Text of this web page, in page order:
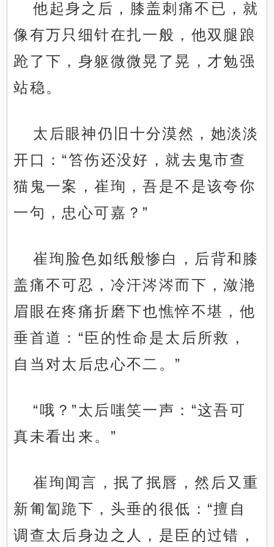
他起身之后，膝盖刺痛不已，就
像有万只细针在扎一般，他双腿踉
跄了下，身躯微微晃了晃，才勉强
站稳。
太后眼神仍旧十分漠然，她淡淡
开口：“笞伤还没好，就去鬼市查
猫鬼一案，崔珣，吾是不是该夸你
一句，忠心可嘉？”
崔珣脸色如纸般惨白，后背和膝
盖痛不可忍，冷汗涔涔而下，潋滟
眉眼在疼痛折磨下也憔悴不堪，他
垂首道：“臣的性命是太后所救，
自当对太后忠心不二。”
“哦？”太后嗤笑一声：“这吾可
真未看出来。”
崔珣闻言，抿了抿唇，然后又重
新匍匐跪下，头垂的很低：“擅自
调查太后身边之人，是臣的过错，